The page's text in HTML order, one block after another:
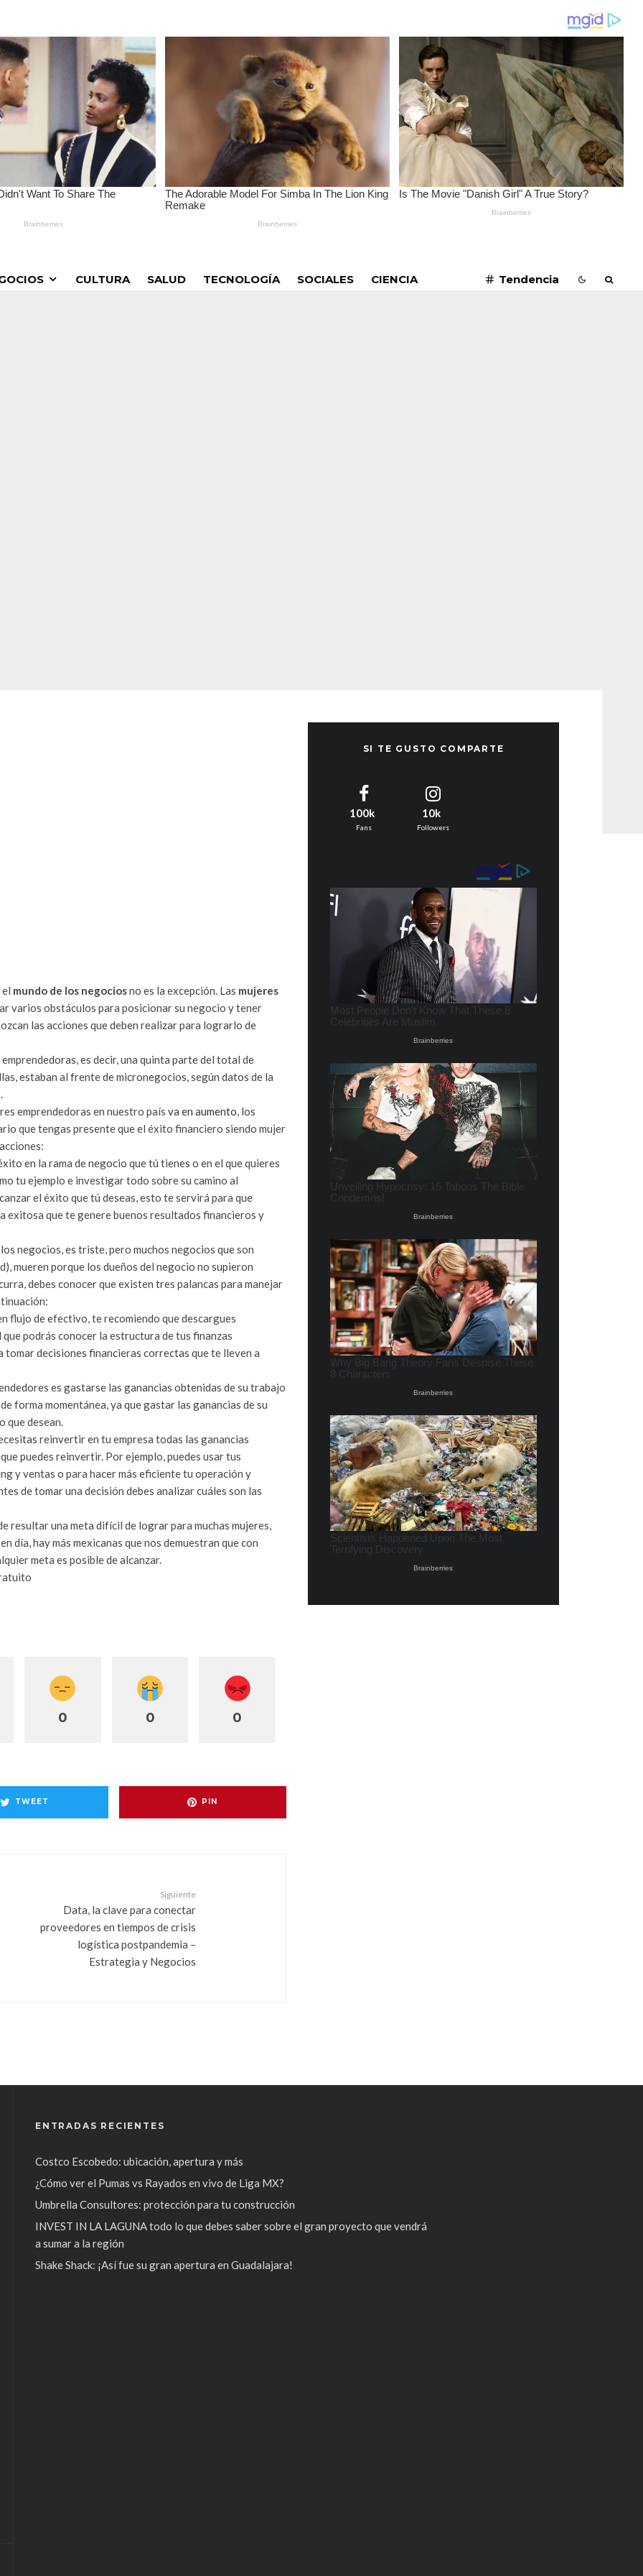
CULTURA SALUD TECNOLOGÍA SOCIALES CIENCIA Tendencia
mundo de los negociosno es la excepción. Las mujeres
varios obstáculos para posicionar su negocio y tener
las acciones que deben realizar para lograrlo de
es decir, una quinta parte del total de
estaban al frente de micronegocios, según datos de la
emprendedoras en nuestro país va en aumento, los
que tengas presente que el éxito financiero siendo mujer
en la rama de negocio que tú tienes o en el que quieres
tu ejemplo e investigar todo sobre su camino al
el éxito que tú deseas, esto te servirá para que
exitosa que te genere buenos resultados financieros y
negocios, es triste, pero muchos negocios que son
mueren porque los dueños del negocio no supieron
debes conocer que existen tres palancas para manejar
flujo de efectivo, te recomiendo que descargues
que podrás conocer la estructura de tus finanzas
tomar decisiones financieras correctas que te lleven a
es gastarse las ganancias obtenidas de su trabajo
forma momentánea, ya que gastar las ganancias de su
que desean.
reinvertir en tu empresa todas las ganancias
puedes reinvertir. Por ejemplo, puedes usar tus
y ventas o para hacer más eficiente tu operación y
de tomar una decisión debes analizar cuáles son las
resultar una meta difícil de lograr para muchas mujeres,
día, hay más mexicanas que nos demuestran que con
meta es posible de alcanzar.
0 0 0
TWEET PIN
Siguiente
Data, la clave para conectar
proveedores en tiempos de crisis
logística postpandemia –
Estrategia y Negocios
SI TE GUSTO COMPARTE
100k
Fans
10k
Followers
ENTRADAS RECIENTES
Costco Escobedo: ubicación, apertura y más
¿Cómo ver el Pumas vs Rayados en vivo de Liga MX?
Umbrella Consultores: protección para tu construcción
INVEST IN LA LAGUNA todo lo que debes saber sobre el gran proyecto que vendrá
a sumar a la región
Shake Shack: ¡Así fue su gran apertura en Guadalajara!